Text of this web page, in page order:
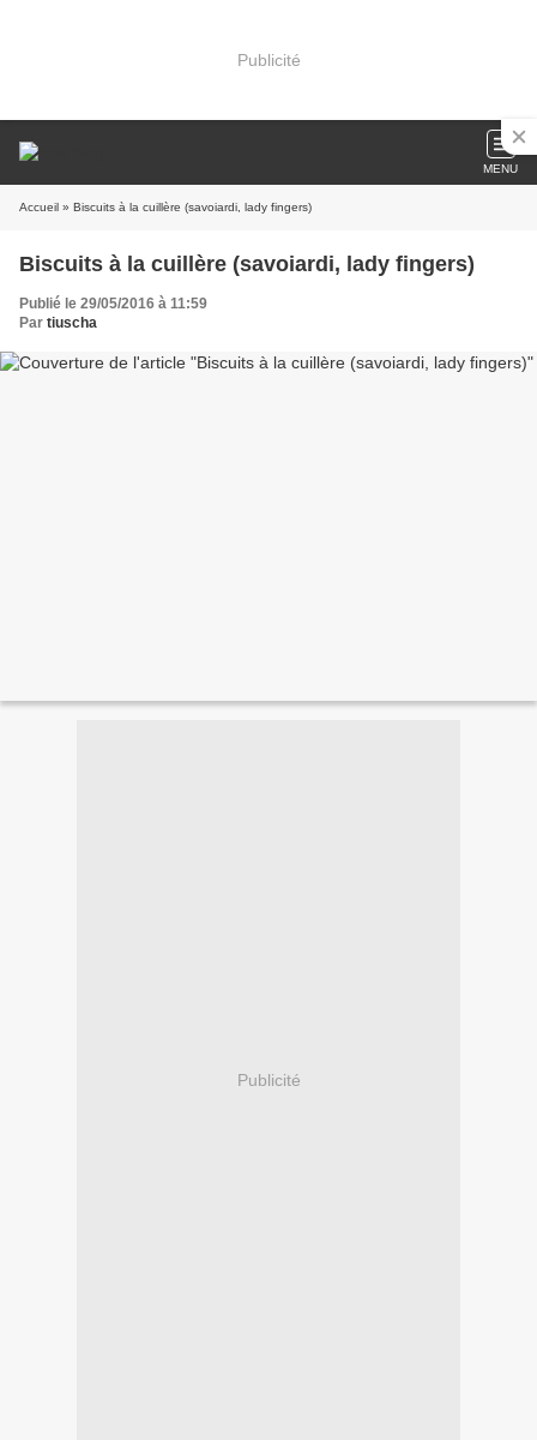
Publicité
MENU
Accueil » Biscuits à la cuillère (savoiardi, lady fingers)
Biscuits à la cuillère (savoiardi, lady fingers)
Publié le 29/05/2016 à 11:59
Par tiuscha
Publicité